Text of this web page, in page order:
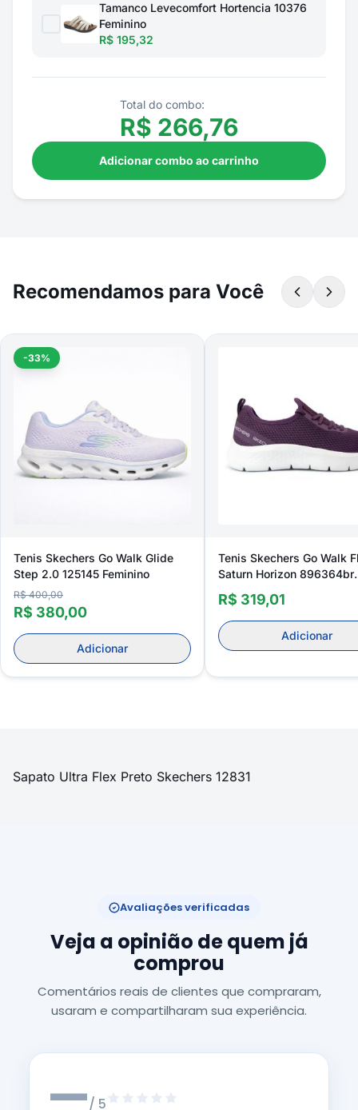
Tamanco Levecomfort Hortencia 10376
Feminino
R$ 195,32
Total do combo:
R$ 266,76
Adicionar combo ao carrinho
Recomendamos para Você
-33%
Tenis Skechers Go Walk Glide
Step 2.0 125145 Feminino
R$ 400,00
R$ 380,00
Adicionar
Tenis Skechers Go Walk
Saturn Horizon 896364br
Feminino
R$ 319,01
Adicionar
Sapato Ultra Flex Preto Skechers 12831
Avaliações verificadas
Veja a opinião de quem já
comprou
Comentários reais de clientes que compraram,
usaram e compartilharam sua experiência.
—/ 5